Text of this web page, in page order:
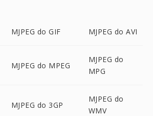
MJPEG do GIF MJPEG do AVI
MJPEG do MPEG
MJPEG do
MPG
MJPEG do 3GP
MJPEG do
WMV